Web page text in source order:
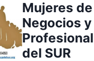
Mujeres de
Negocios y
del SUR